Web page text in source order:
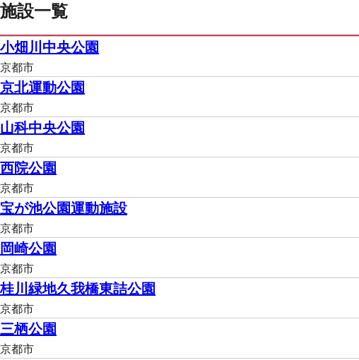
施設一覧
小畑川中央公園
京都市
京北運動公園
京都市
山科中央公園
京都市
西院公園
京都市
宝が池公園運動施設
京都市
岡崎公園
京都市
桂川緑地久我橋東詰公園
京都市
三栖公園
京都市